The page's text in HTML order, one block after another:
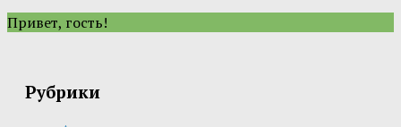
Привет, гость!
Рубрики